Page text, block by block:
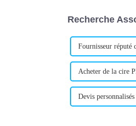
Recherche
Fournisseur réputé
Acheter de la cire
Devis